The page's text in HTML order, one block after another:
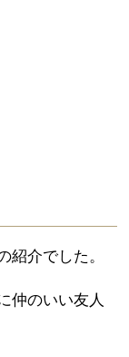
紹介でした。
仲のいい友人